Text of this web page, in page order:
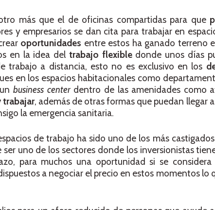
más que el de oficinas compartidas para que
y empresarios se dan cita para trabajar en
oportunidades entre estos ha ganado terreno
en la idea del trabajo flexibledonde unos días
trabajo a distancia, esto no es exclusivo en los
en los espacios habitacionales como
business centerdentro de las amenidades como
trabajar, además de otras formas que puedan llegar
la emergencia sanitaria.
de trabajo ha sido uno de los más
uno de los sectores donde los inversionistas
para muchos una oportunidad si se considera
a negociar el precio en estos momentos lo